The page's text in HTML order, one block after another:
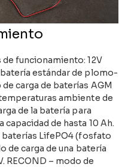
funcionamiento: 12V
batería estándar de plomo-
carga de baterías AGM
ambiente de
de la batería para
de hasta 10 Ah.
baterías LifePO4 (fosfato
de carga de una batería
RECOND – modo de